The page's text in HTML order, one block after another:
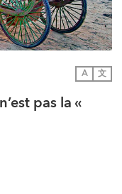
A 文
pas la «